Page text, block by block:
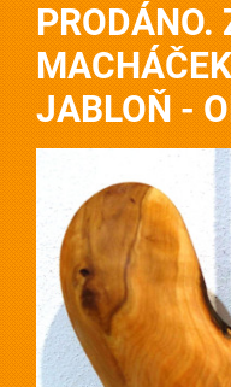
PRODÁNO.
JABLOŇ -